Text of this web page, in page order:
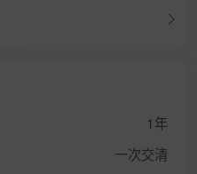
1年
一次交清